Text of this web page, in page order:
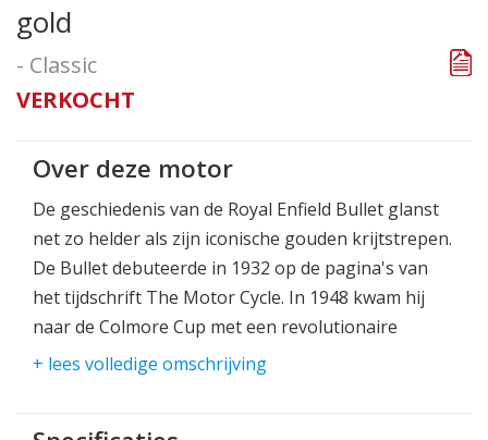
gold
- Classic
VERKOCHT
Over deze motor
De geschiedenis van de Royal Enfield Bullet glanst
net zo helder als zijn iconische gouden krijtstrepen.
De Bullet debuteerde in 1932 op de pagina's van
het tijdschrift The Motor Cycle. In 1948 kwam hij
naar de Colmore Cup met een revolutionaire
uitvinding die motorrijden voor altijd veranderde:
allereerste Schotse Six Days Trial mee, met de
+ lees volledige omschrijving